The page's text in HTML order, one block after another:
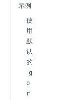
示例
使
用
默
认
的
g
o
r